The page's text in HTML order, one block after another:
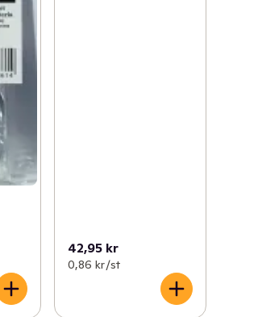
42,95 kr
0,86 kr /st